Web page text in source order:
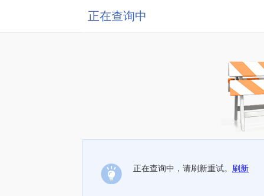
正在查询中
正在查询中，请刷新重试。 刷新